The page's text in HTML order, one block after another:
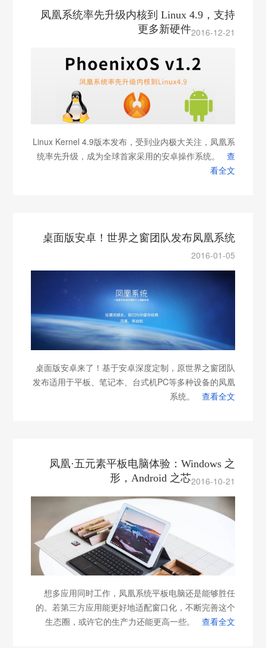
凤凰系统率先升级内核到 Linux 4.9，支持
更多新硬件2016-12-21
Linux Kernel 4.9版本发布，受到业内极大关注，凤凰系
统率先升级，成为全球首家采用的安卓操作系统。 查
看全文
桌面版安卓！世界之窗团队发布凤凰系统
2016-01-05
桌面版安卓来了！基于安卓深度定制，原世界之窗团队
发布适用于平板、笔记本、台式机PC等多种设备的凤凰
系统。 查看全文
凤凰·五元素平板电脑体验：Windows 之
形，Android 之芯2016-10-21
想多应用同时工作，凤凰系统平板电脑还是能够胜任
的。若第三方应用能更好地适配窗口化，不断完善这个
生态圈，或许它的生产力还能更高一些。 查看全文